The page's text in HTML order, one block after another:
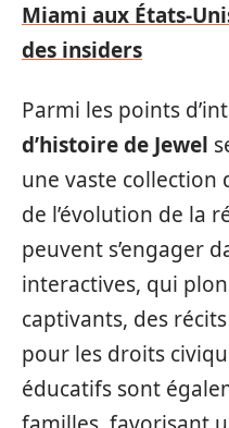
Miami aux
des insiders
Parmi les points
d’histoire de Jewel
une vaste collection
de l’évolution de la
peuvent s’engager
interactives, qui
captivants, des
pour les droits
éducatifs sont